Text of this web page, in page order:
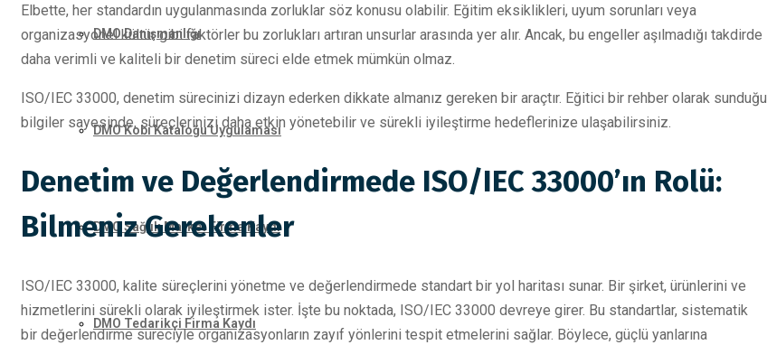
DMO Danışmanlığı
DMO Kobi Kataloğu Uygulaması
DMO Sağlık Market Firma Kaydı
DMO Tedarikçi Firma Kaydı
Elbette, her standardın uygulanmasında zorluklar söz konusu olabilir. Eğitim eksiklikleri, uyum sorunları veya
organizasyonel kültür gibi faktörler bu zorlukları artıran unsurlar arasında yer alır. Ancak, bu engeller aşılmadığı takdirde
daha verimli ve kaliteli bir denetim süreci elde etmek mümkün olmaz.
ISO/IEC 33000, denetim sürecinizi dizayn ederken dikkate almanız gereken bir araçtır. Eğitici bir rehber olarak sunduğu
bilgiler sayesinde, süreçlerinizi daha etkin yönetebilir ve sürekli iyileştirme hedeflerinize ulaşabilirsiniz.
Denetim ve Değerlendirmede ISO/IEC 33000’ın Rolü:
Bilmeniz Gerekenler
ISO/IEC 33000, kalite süreçlerini yönetme ve değerlendirmede standart bir yol haritası sunar. Bir şirket, ürünlerini ve
hizmetlerini sürekli olarak iyileştirmek ister. İşte bu noktada, ISO/IEC 33000 devreye girer. Bu standartlar, sistematik
bir değerlendirme süreciyle organizasyonların zayıf yönlerini tespit etmelerini sağlar. Böylece, güçlü yanlarına